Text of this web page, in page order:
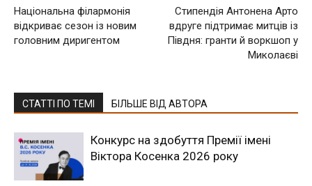
Національна філармонія
відкриває сезон із новим
головним диригентом
Стипендія Антонена Арто
вдруге підтримає митців із
Півдня: гранти й воркшоп у
Миколаєві
СТАТТІ ПО ТЕМІ БІЛЬШЕ ВІД АВТОРА
Конкурс на здобуття Премії імені
Віктора Косенка 2026 року